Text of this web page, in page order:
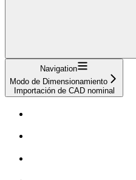
Navigation
Modo de Dimensionamiento
Importación de CAD nominal